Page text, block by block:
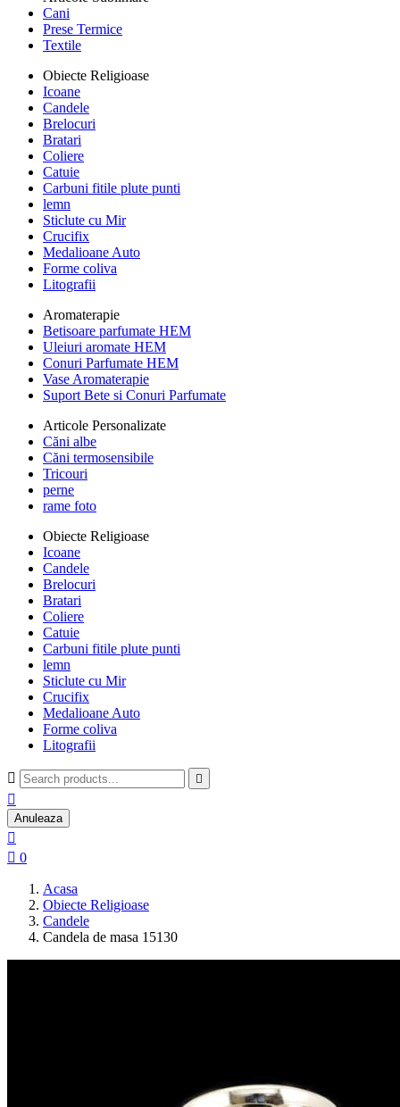
Cani
Prese Termice
Textile
Obiecte Religioase
Icoane
Candele
Brelocuri
Bratari
Coliere
Catuie
Carbuni fitile plute punti
lemn
Sticlute cu Mir
Crucifix
Medalioane Auto
Forme coliva
Litografii
Aromaterapie
Betisoare parfumate HEM
Uleiuri aromate HEM
Conuri Parfumate HEM
Vase Aromaterapie
Suport Bete si Conuri Parfumate
Articole Personalizate
Căni albe
Căni termosensibile
Tricouri
perne
rame foto
Obiecte Religioase
Icoane
Candele
Brelocuri
Bratari
Coliere
Catuie
Carbuni fitile plute punti
lemn
Sticlute cu Mir
Crucifix
Medalioane Auto
Forme coliva
Litografii
 

Anuleaza

 0
Acasa
Obiecte Religioase
Candele
Candela de masa 15130